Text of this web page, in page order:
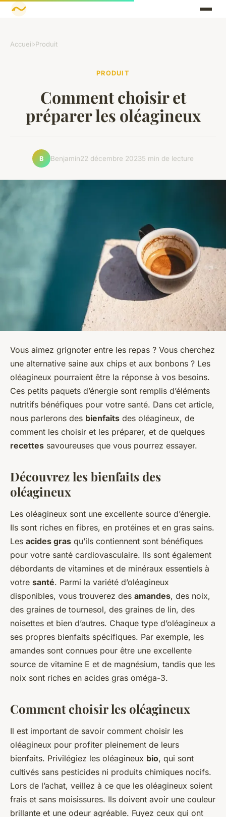
Accueil›Produit
PRODUIT
Comment choisir et
préparer les oléagineux
B Benjamin22 décembre 20235 min de lecture
Vous aimez grignoter entre les repas ? Vous cherchez
une alternative saine aux chips et aux bonbons ? Les
oléagineux pourraient être la réponse à vos besoins.
Ces petits paquets d’énergie sont remplis d’éléments
nutritifs bénéfiques pour votre santé. Dans cet article,
nous parlerons des bienfaits des oléagineux, de
comment les choisir et les préparer, et de quelques
recettes savoureuses que vous pourrez essayer.
Découvrez les bienfaits des
oléagineux
Les oléagineux sont une excellente source d’énergie.
Ils sont riches en fibres, en protéines et en gras sains.
Les acides gras qu’ils contiennent sont bénéfiques
pour votre santé cardiovasculaire. Ils sont également
débordants de vitamines et de minéraux essentiels à
votre santé. Parmi la variété d’oléagineux
disponibles, vous trouverez des amandes, des noix,
des graines de tournesol, des graines de lin, des
noisettes et bien d’autres. Chaque type d’oléagineux a
ses propres bienfaits spécifiques. Par exemple, les
amandes sont connues pour être une excellente
source de vitamine E et de magnésium, tandis que les
noix sont riches en acides gras oméga-3.
Comment choisir les oléagineux
Il est important de savoir comment choisir les
oléagineux pour profiter pleinement de leurs
bienfaits. Privilégiez les oléagineux bio, qui sont
cultivés sans pesticides ni produits chimiques nocifs.
Lors de l’achat, veillez à ce que les oléagineux soient
frais et sans moisissures. Ils doivent avoir une couleur
brillante et une odeur agréable. Fuyez ceux qui ont